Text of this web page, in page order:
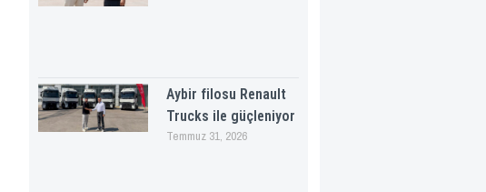
Aybir filosu Renault
Trucks ile güçleniyor
Temmuz 31, 2026